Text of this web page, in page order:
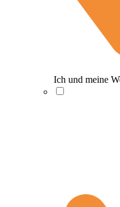
Ich und meine